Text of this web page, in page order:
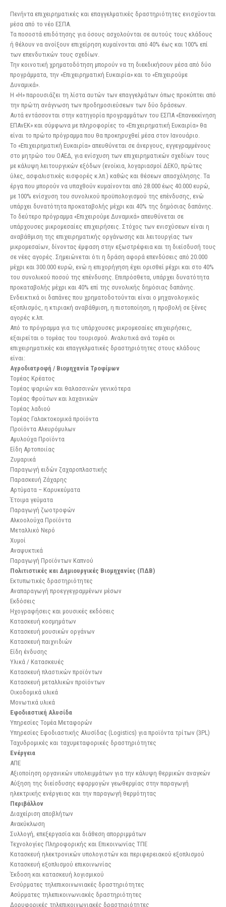
50
που
επιδοτούνται
από
το
ΕΣΠΑ
και
100%
Πενήντα επιχειρηματικές και επαγγελματικές δραστηριότητες ενισχύονται
μέσα από το νέο ΕΣΠΑ.
Τα ποσοστά επιδότησης για όσους ασχολούνται σε αυτούς τους κλάδους
ή θέλουν να ανοίξουν επιχείρηση κυμαίνονται από 40% έως και 100% επί
των επενδυτικών τους σχεδίων.
Την κοινοτική χρηματοδότηση μπορούν να τη διεκδικήσουν μέσα από δύο
προγράμματα, την «Επιχειρηματική Ευκαιρία» και το «Επιχειρούμε
Δυναμικά».
Η «Η» παρουσιάζει τη λίστα αυτών των επαγγελμάτων όπως προκύπτει από
την πρώτη ανάγνωση των προδημοσιεύσεων των δύο δράσεων.
Αυτά εντάσσονται στην κατηγορία προγραμμάτων του ΕΣΠΑ «Επανεκκίνηση
ΕΠΑνΕΚ» και σύμφωνα με πληροφορίες το «Επιχειρηματική Ευκαιρία» θα
είναι το πρώτο πρόγραμμα που θα προκηρυχθεί μέσα στον Ιανουάριο.
Το «Επιχειρηματική Ευκαιρία» απευθύνεται σε άνεργους, εγγεγραμμένους
στο μητρώο του ΟΑΕΔ, για ενίσχυση των επιχειρηματικών σχεδίων τους
με κάλυψη λειτουργικών εξόδων (ενοίκια, λογαριασμοί ΔΕΚΟ, πρώτες
ύλες, ασφαλιστικές εισφορές κ.λπ.) καθώς και θέσεων απασχόλησης. Τα
έργα που μπορούν να υπαχθούν κυμαίνονται από 28.000 έως 40.000 ευρώ,
με 100% ενίσχυση του συνολικού προϋπολογισμού της επένδυσης, ενώ
υπάρχει δυνατότητα προκαταβολής μέχρι και 40% της δημόσιας δαπάνης.
Το δεύτερο πρόγραμμα «Επιχειρούμε Δυναμικά» απευθύνεται σε
υπάρχουσες μικρομεσαίες επιχειρήσεις. Στόχος των ενισχύσεων είναι η
αναβάθμιση της επιχειρηματικής οργάνωσης και λειτουργίας των
μικρομεσαίων, δίνοντας έμφαση στην εξωστρέφεια και τη διείσδυσή τους
σε νέες αγορές. Σημειώνεται ότι η δράση αφορά επενδύσεις από 20.000
μέχρι και 300.000 ευρώ, ενώ η επιχορήγηση έχει ορισθεί μέχρι και στο 40%
του συνολικού ποσού της επένδυσης. Επιπρόσθετα, υπάρχει δυνατότητα
προκαταβολής μέχρι και 40% επί της συνολικής δημόσιας δαπάνης.
Ενδεικτικά οι δαπάνες που χρηματοδοτούνται είναι ο μηχανολογικός
εξοπλισμός, η κτιριακή αναβάθμιση, η πιστοποίηση, η προβολή σε ξένες
αγορές κ.λπ.
Από το πρόγραμμα για τις υπάρχουσες μικρομεσαίες επιχειρήσεις,
εξαιρείται ο τομέας του τουρισμού. Αναλυτικά ανά τομέα οι
επιχειρηματικές και επαγγελματικές δραστηριότητες στους κλάδους
είναι:
Αγροδιατροφή / Βιομηχανία Τροφίμων
Τομέας Κρέατος
Τομέας ψαριών και θαλασσινών γενικότερα
Τομέας Φρούτων και λαχανικών
Τομέας λαδιού
Τομέας Γαλακτοκομικά προϊόντα
Προϊόντα Αλευρόμυλων
Αμυλούχα Προϊόντα
Είδη Αρτοποιίας
Ζυμαρικά
Παραγωγή ειδών ζαχαροπλαστικής
Παρασκευή Ζάχαρης
Αρτύματα – Καρυκεύματα
Έτοιμα γεύματα
Παραγωγή ζωοτροφών
Αλκοολούχα Προϊόντα
Μεταλλικό Νερό
Χυμοί
Αναψυκτικά
Παραγωγή Προϊόντων Καπνού
Πολιτιστικές και Δημιουργικές Βιομηχανίες (ΠΔΒ)
Εκτυπωτικές δραστηριότητες
Αναπαραγωγή προεγγεγραμμένων μέσων
Εκδόσεις
Ηχογραφήσεις και μουσικές εκδόσεις
Κατασκευή κοσμημάτων
Κατασκευή μουσικών οργάνων
Κατασκευή παιχνιδιών
Είδη ένδυσης
Υλικά / Κατασκευές
Κατασκευή πλαστικών προϊόντων
Κατασκευή μεταλλικών προϊόντων
Οικοδομικά υλικά
Μονωτικά υλικά
Εφοδιαστική Αλυσίδα
Υπηρεσίες Τομέα Μεταφορών
Υπηρεσίες Εφοδιαστικής Αλυσίδας (Logistics) για προϊόντα τρίτων (3PL)
Ταχυδρομικές και ταχυμεταφορικές δραστηριότητες
Ενέργεια
ΑΠΕ
Αξιοποίηση οργανικών υπολειμμάτων για την κάλυψη θερμικών αναγκών
Αύξηση της διείσδυσης εφαρμογών γεωθερμίας στην παραγωγή
ηλεκτρικής ενέργειας και την παραγωγή θερμότητας
Περιβάλλον
Διαχείριση αποβλήτων
Ανακύκλωση
Συλλογή, επεξεργασία και διάθεση απορριμμάτων
Τεχνολογίες Πληροφορικής και Επικοινωνίας ΤΠΕ
Κατασκευή ηλεκτρονικών υπολογιστών και περιφερειακού εξοπλισμού
Κατασκευή εξοπλισμού επικοινωνίας
Έκδοση και κατασκευή λογισμικού
Ενσύρματες τηλεπικοινωνιακές δραστηριότητες
Ασύρματες τηλεπικοινωνιακές δραστηριότητες
Δορυφορικές τηλεπικοινωνιακές δραστηριότητες